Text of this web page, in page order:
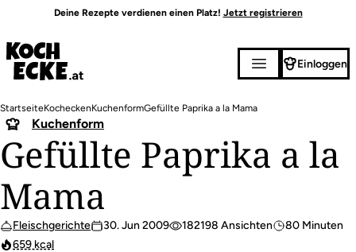
Inhalt
Deine Rezepte verdienen einen Platz! Jetzt registrieren
Einloggen
Pfadnavigation
StartseiteKocheckenKuchenformGefüllte Paprika a la Mama
Gefüllte Paprika a la
Mama
Fleischgerichte 30. Jun 2009 182198 Ansichten
80 Minuten
659 kcal
Kuchenform